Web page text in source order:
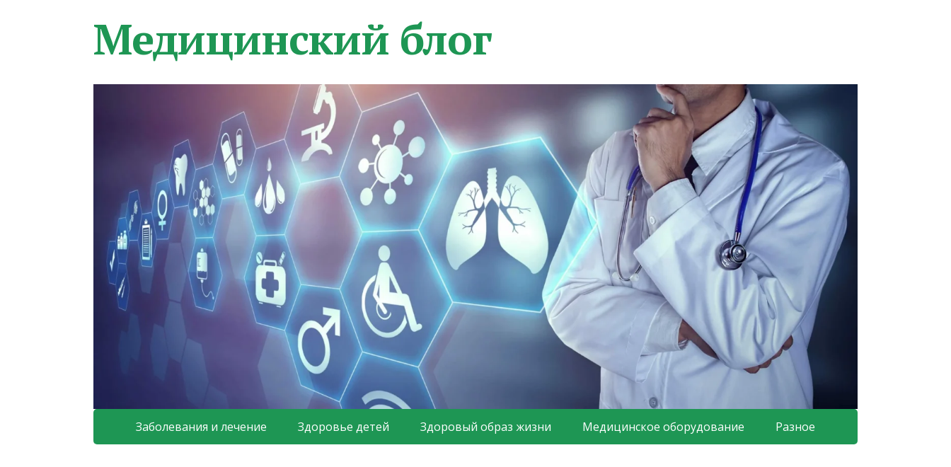
Медицинский блог
Заболевания и лечение Здоровье детей Здоровый образ жизни Медицинское оборудование Разное